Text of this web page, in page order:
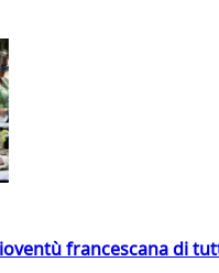
francescana di